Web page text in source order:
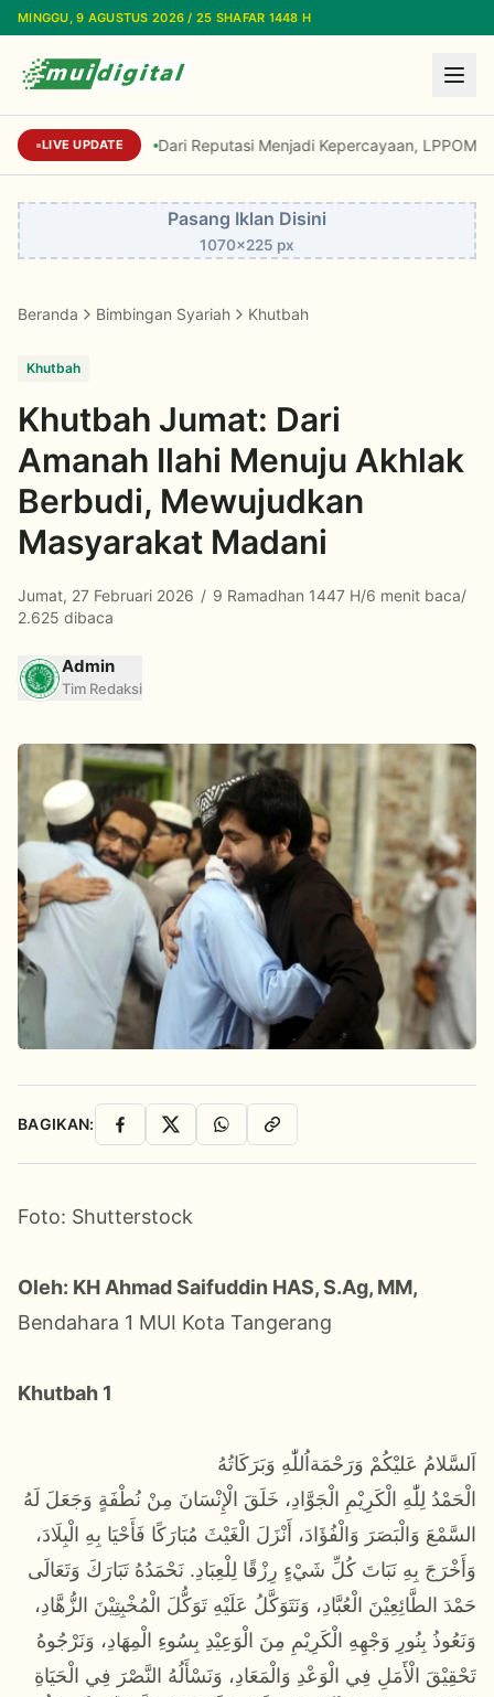
Lewati ke konten utama
MINGGU, 9 AGUSTUS 2026 / 25 SHAFAR 1448 H
LIVE UPDATE Dari Reputasi Menjadi Kepercayaan, LPPOM
Pasang Iklan Disini
1070x225 px
Beranda Bimbingan Syariah Khutbah
Khutbah
Khutbah Jumat: Dari
Amanah Ilahi Menuju Akhlak
Berbudi, Mewujudkan
Masyarakat Madani
Jumat, 27 Februari 2026 / 9 Ramadhan 1447 H/6 menit baca/
2.625 dibaca
Admin
Tim Redaksi
BAGIKAN: Facebook
X WhatsAppSalin Link
Foto: Shutterstock
Oleh: KH Ahmad Saifuddin HAS, S.Ag, MM,
Bendahara 1 MUI Kota Tangerang
Khutbah 1
اَلسَّلامُ عَليْكُمْ وَرَحْمَةاُللّٰهِ وَبَرَكَاتُهُ
الْحَمْدُ لِلّٰهِ الْكَرِيْمِ الْجَوَّادِ، خَلَقَ الْإِنْسَانَ مِنْ نُطْفَةٍ وَجَعَلَ لَهُ
السَّمْعَ وَالْبَصَرَ وَالْفُؤَادَ، أَنْزَلَ الْغَيْثَ مُبَارَكًا فَأَحْيَا بِهِ الْبِلَادَ،
وَأَخْرَجَ بِهِ نَبَاتَ كُلِّ شَيْءٍ رِزْقًا لِلْعِبَادِ. نَحْمَدُهُ تَبَارَكَ وَتَعَالَى
حَمْدَ الطَّائِعِيْنَ الْعُبَّادِ، وَنَتَوَكَّلُ عَلَيْهِ تَوَكُّلَ الْمُخْبِتِيْنَ الزُّهَّادِ،
وَنَعُوذُ بِنُورِ وَجْهِهِ الْكَرِيْمِ مِنَ الْوَعِيْدِ بِسُوءِ الْمِهَادِ، وَنَرْجُوهُ
تَحْقِيْقَ الْأَمَلِ فِي الْوَعْدِ وَالْمَعَادِ، وَنَسْأَلُهُ النَّصْرَ فِي الْحَيَاةِ